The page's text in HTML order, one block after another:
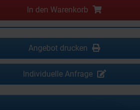
In den Warenkorb
Angebot drucken
Individuelle Anfrage